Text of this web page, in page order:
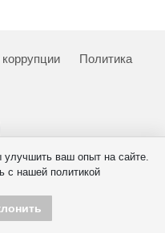
Политика
ваш опыт на сайте.
с нашей политикой